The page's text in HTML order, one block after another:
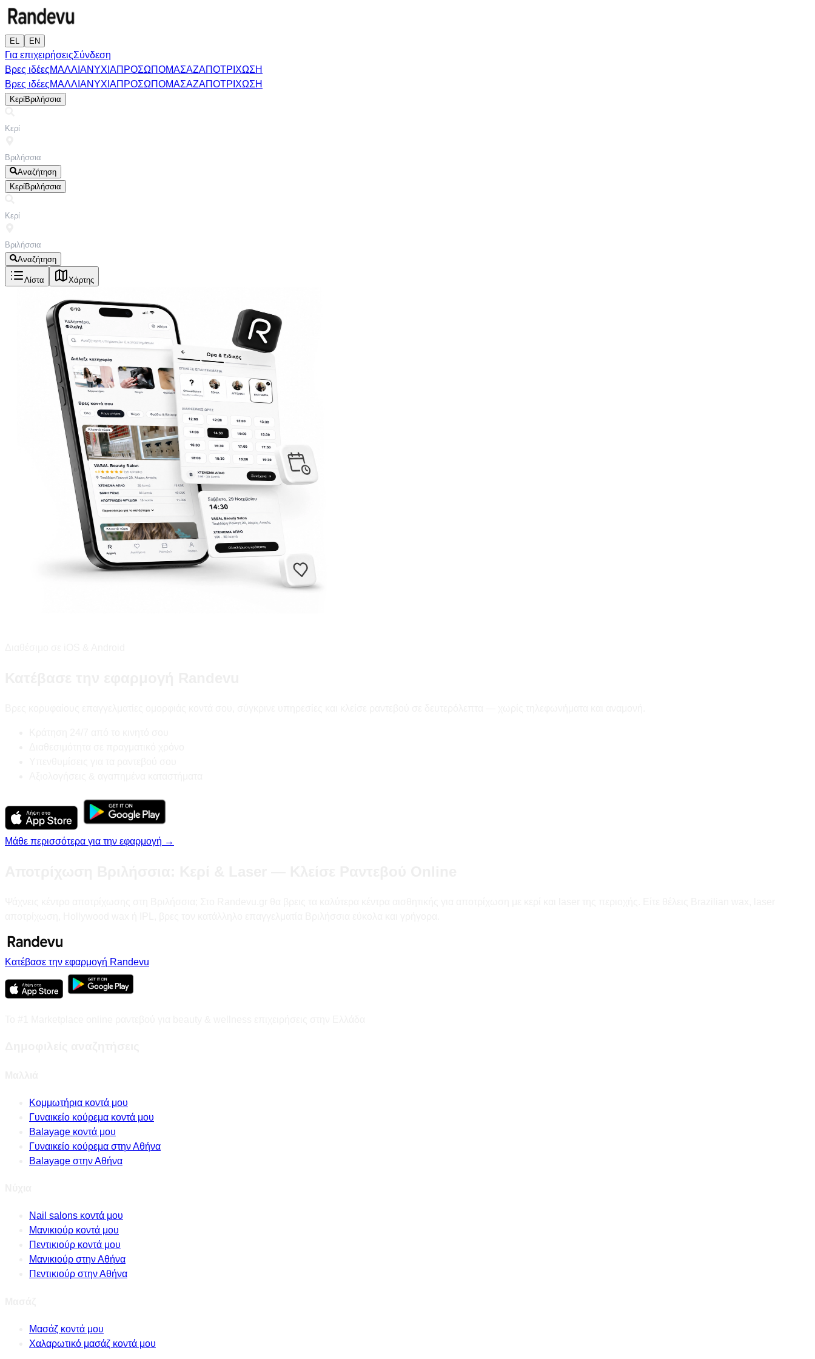
EL EN
Για επιχειρήσειςΣύνδεση
Βρες ιδέεςΜΑΛΛΙΑΝΥΧΙΑΠΡΟΣΩΠΟΜΑΣΑΖΑΠΟΤΡΙΧΩΣΗ
Βρες ιδέεςΜΑΛΛΙΑΝΥΧΙΑΠΡΟΣΩΠΟΜΑΣΑΖΑΠΟΤΡΙΧΩΣΗ
ΚερίΒριλήσσια
Αναζήτηση
ΚερίΒριλήσσια
Αναζήτηση
Λίστα Χάρτης
Μάθε περισσότερα για την εφαρμογή →
Κατέβασε την εφαρμογή Randevu
Κομμωτήρια κοντά μου
Γυναικείο κούρεμα κοντά μου
Balayage κοντά μου
Γυναικείο κούρεμα στην Αθήνα
Balayage στην Αθήνα
Nail salons κοντά μου
Μανικιούρ κοντά μου
Πεντικιούρ κοντά μου
Μανικιούρ στην Αθήνα
Πεντικιούρ στην Αθήνα
Μασάζ κοντά μου
Χαλαρωτικό μασάζ κοντά μου